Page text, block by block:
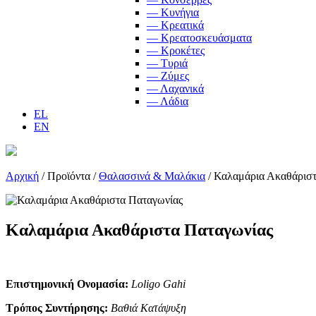
— Κυνήγια
— Κρεατικά
— Κρεατοσκευάσματα
— Κροκέτες
— Τυριά
— Ζύμες
— Λαχανικά
— Λάδια
EL
EN
Αρχική /Προϊόντα /Θαλασσινά & Μαλάκια /Καλαμάρια
Καλαμάρια Ακαθάριστα Παταγωνίας
Επιστημονική Ονομασία: Loligo Gahi
Τρόπος Συντήρησης: Βαθιά Κατάψυξη